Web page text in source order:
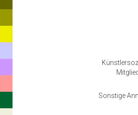
Sonstige